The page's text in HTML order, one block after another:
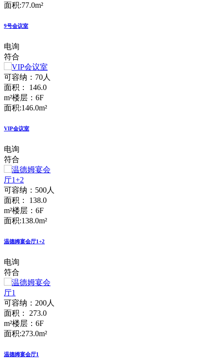
面积:77.0m²
9号会议室
电询
符合
可容纳：70人
面积： 146.0
m²楼层：6F
面积:146.0m²
VIP会议室
电询
符合
可容纳：500人
面积： 138.0
m²楼层：6F
面积:138.0m²
温德姆宴会厅1+2
电询
符合
可容纳：200人
面积： 273.0
m²楼层：6F
面积:273.0m²
温德姆宴会厅1